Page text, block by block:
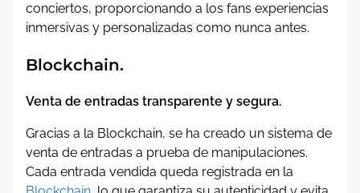
conciertos, proporcionando a los fans experiencias
inmersivas y personalizadas como nunca antes.
Blockchain.
Venta de entradas transparente y segura.
Gracias a la Blockchain, se ha creado un sistema de
venta de entradas a prueba de manipulaciones.
Cada entrada vendida queda registrada en la